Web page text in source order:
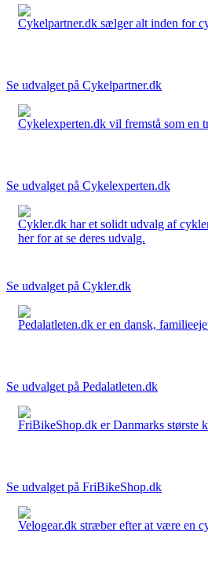
Cykelpartner.dk sælger alt inden for
Se udvalget på Cykelpartner.dk
Cykelexperten.dk vil fremstå som en
Se udvalget på Cykelexperten.dk
Cykler.dk har et solidt udvalg af
her for at se deres udvalg.
Se udvalget på Cykler.dk
Pedalatleten.dk er en dansk,
Se udvalget på Pedalatleten.dk
FriBikeShop.dk er Danmarks største
Se udvalget på FriBikeShop.dk
Velogear.dk stræber efter at være en